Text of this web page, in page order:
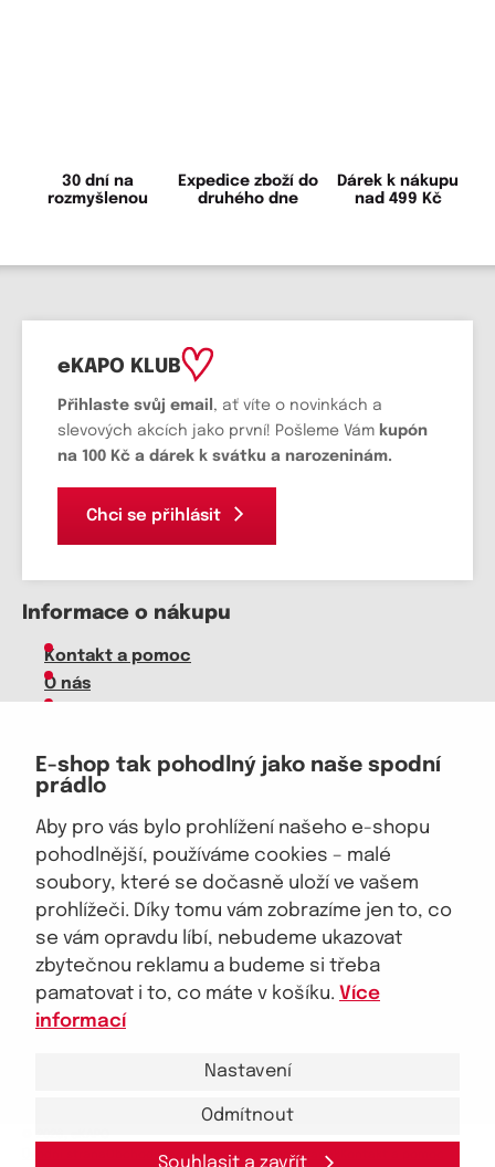
E-shop tak pohodlný jako naše spodní
prádlo
Aby pro vás bylo prohlížení našeho e-shopu
pohodlnější, používáme cookies – malé
soubory, které se dočasně uloží ve vašem
prohlížeči. Díky tomu vám zobrazíme jen to, co
se vám opravdu líbí, nebudeme ukazovat
zbytečnou reklamu a budeme si třeba
pamatovat i to, co máte v košíku. Více
informací
Nastavení
Odmítnout
Souhlasit a zavřít
30 dní na
rozmyšlenou
Expedice zboží do
druhého dne
Dárek k nákupu
nad 499 Kč
eKAPO KLUB
Přihlaste svůj email , ať víte o novinkách a
slevových akcích jako první! Pošleme Vám kupón
na 100 Kč a dárek k svátku a narozeninám.
Chci se přihlásit
Informace o nákupu
Kontakt a pomoc
O nás
Velkoobchod
Vrácení zboží, reklamace
Obchodní podmínky
Průvodce spokojené ženy
Staňte se naším fanouškem
Jsme důvěryhodný obchod
Obchodní podmínky GDPR Mapa stránek